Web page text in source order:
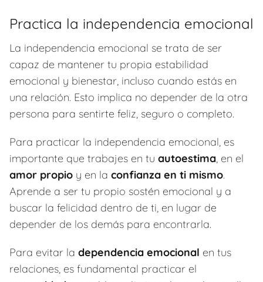
Practica la independencia emocional
La independencia emocional se trata de ser
capaz de mantener tu propia estabilidad
emocional y bienestar, incluso cuando estás en
una relación. Esto implica no depender de la otra
persona para sentirte feliz, seguro o completo.
Para practicar la independencia emocional, es
importante que trabajes en tu autoestima, en el
amor propio y en la confianza en ti mismo.
Aprende a ser tu propio sostén emocional y a
buscar la felicidad dentro de ti, en lugar de
depender de los demás para encontrarla.
Para evitar la dependencia emocional en tus
relaciones, es fundamental practicar el